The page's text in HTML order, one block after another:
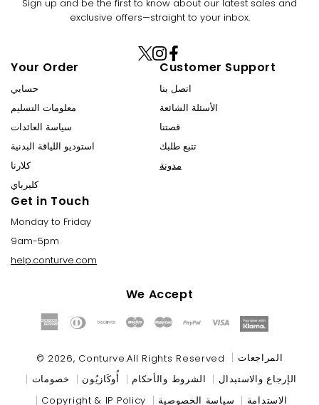
Your Order
حسابي
معلومات التسليم
سياسة العائدات
استوديو اللياقة البدنية
كلارنا
كليرباي
Customer Support
اتصل بنا
الأسئلة الشائعة
قصتنا
تتبع طلبك
مدونة
Get in Touch
Monday to Friday
9am-5pm
help.conturve.com
Sign up and be the first to know about our latest sales and
exclusive offers—straight to your inbox.
Facebook
Instagram
X
We Accept
Payment
methods
© 2026, Conturve.All Rights Reserved
المراجعات
خصومات
أُوكَازيُون الشروط والأحكام
الإرجاع والاستبدال
Copyright & IP Policy
سياسة الخصوصية الاستدامة